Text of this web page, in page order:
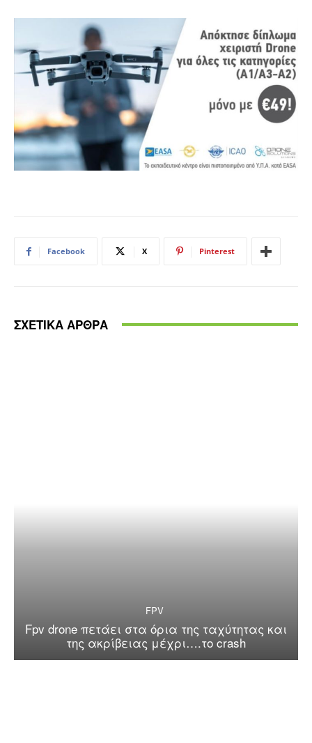
Facebook X Pinterest
ΣΧΕΤΙΚΑ ΑΡΘΡΑ
FPV
Fpv drone πετάει στα όρια της ταχύτητας και
της ακρίβειας μέχρι….το crash